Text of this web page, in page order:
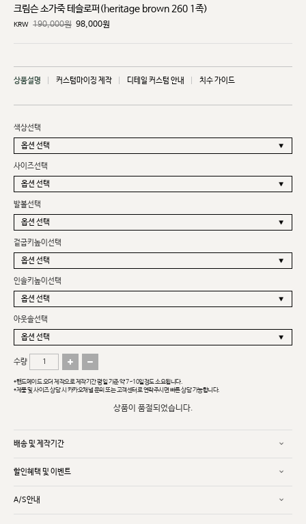
크림슨 소가죽 테슬로퍼(heritage brown 260 1족)
KRW 190,000원 98,000원
상품설명 커스텀마이징 제작 디테일 커스텀 안내 치수 가이드
색상선택
사이즈선택
발볼선택
겉굽키높이선택
인솔키높이선택
아웃솔선택
수량
*핸드메이드 오더 제작으로 제작기간 평일 기준 약 7~10일정도 소요됩니다.
*제품 및 사이즈 상담 시 카카오채널 문의 또는 고객센터로 연락주시면 빠른 상담 가능합니다.
상품이 품절되었습니다.
배송 및 제작기간
할인혜택 및 이벤트
A/S안내